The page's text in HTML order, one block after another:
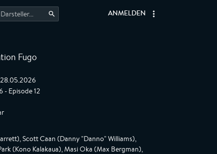
ANMELDEN
Fugo
- Episode 12
Scott Caan (Danny "Danno" Williams),
(Kono Kalakaua), Masi Oka (Max Bergman),